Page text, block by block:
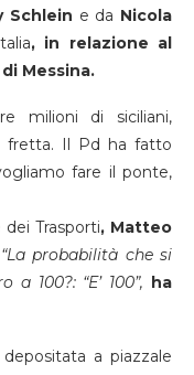
Schlein e da Nicola
, in relazione al
Messina.
milioni di siciliani,
fretta. Il Pd ha fatto
fare il ponte,
Trasporti, Matteo
probabilità che si
100?: “E’ 100”, ha
a piazzale